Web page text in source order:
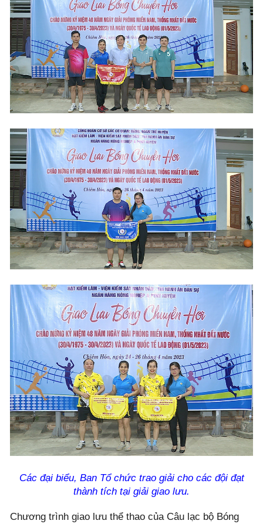
Các đại biểu, Ban Tổ chức trao giải cho các đội đạt
thành tích tại giải giao lưu.
Chương trình giao lưu thể thao của Câu lạc bộ Bóng